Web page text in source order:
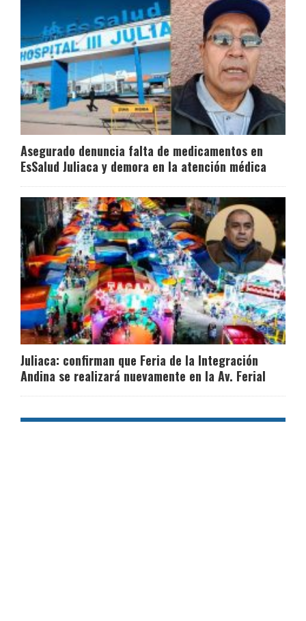
Asegurado denuncia falta de medicamentos en
EsSalud Juliaca y demora en la atención médica
Juliaca: confirman que Feria de la Integración
Andina se realizará nuevamente en la Av. Ferial